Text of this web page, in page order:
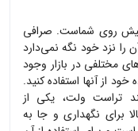
پیش روی شماست. صرافی
را نزد خود نگه نمی‌دارد
مختلفی در بازار وجود
از آنها استفاده کنید.
تراست ولت، یکی از
برای نگهداری و جا به